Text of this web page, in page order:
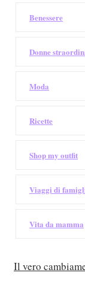
Benessere
Donne
Moda
Ricette
Shop my outfit
Viaggi di
Vita da mamma
Il vero